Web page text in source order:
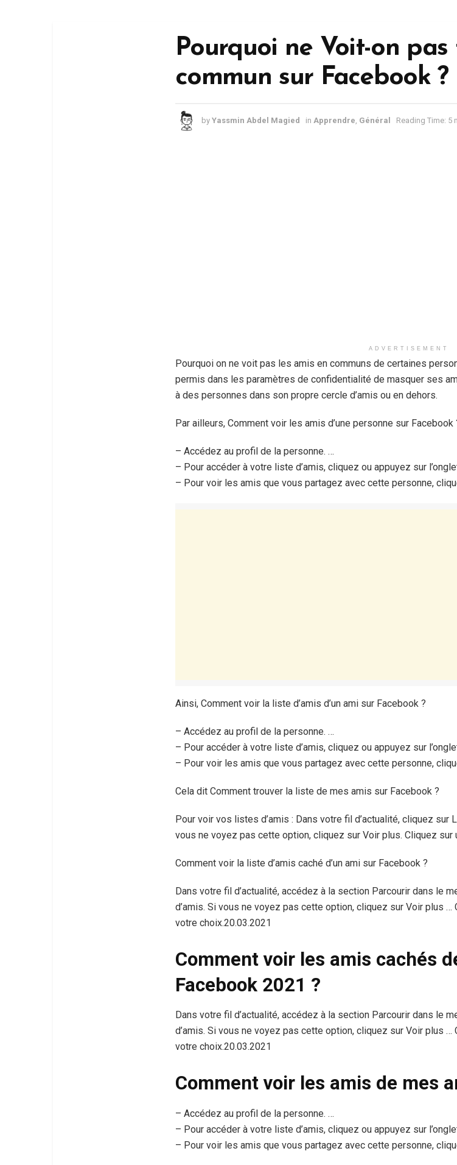
Pourquoi ne Voit-on pas
commun sur Facebook ?
by Yassmin Abdel Magied in Apprendre Général Reading Time: 5
ADVERTISEMENT
Pourquoi on ne voit pas les amis en communs de certaines
permis dans les paramètres de confidentialité de masquer ses
à des personnes dans son propre cercle d’amis ou en dehors.
Par ailleurs, Comment voir les amis d’une personne sur Facebook
– Accédez au profil de la personne. …
– Pour accéder à votre liste d’amis, cliquez ou appuyez sur
– Pour voir les amis que vous partagez avec cette personne,
Ainsi, Comment voir la liste d’amis d’un ami sur Facebook ?
– Accédez au profil de la personne. …
– Pour accéder à votre liste d’amis, cliquez ou appuyez sur
– Pour voir les amis que vous partagez avec cette personne,
Cela dit Comment trouver la liste de mes amis sur Facebook ?
Pour voir vos listes d’amis : Dans votre fil d’actualité, cliquez sur
vous ne voyez pas cette option, cliquez sur Voir plus. Cliquez sur
Comment voir la liste d’amis caché d’un ami sur Facebook ?
Dans votre fil d’actualité, accédez à la section Parcourir dans le
d’amis. Si vous ne voyez pas cette option, cliquez sur Voir plus …
votre choix.20.03.2021
Comment voir les amis cachés
Facebook 2021 ?
Dans votre fil d’actualité, accédez à la section Parcourir dans le
d’amis. Si vous ne voyez pas cette option, cliquez sur Voir plus …
votre choix.20.03.2021
Comment voir les amis de mes
– Accédez au profil de la personne. …
– Pour accéder à votre liste d’amis, cliquez ou appuyez sur
– Pour voir les amis que vous partagez avec cette personne,